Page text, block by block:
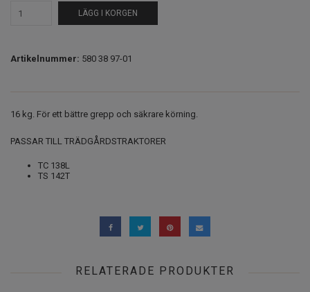
LÄGG I KORGEN
Artikelnummer: 580 38 97-01
16 kg. För ett bättre grepp och säkrare körning.
PASSAR TILL TRÄDGÅRDSTRAKTORER
TC 138L
TS 142T
RELATERADE PRODUKTER